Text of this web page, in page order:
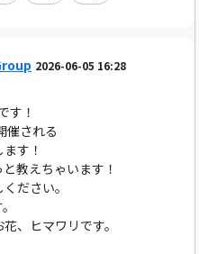
2026-06-05 16:28
！
催される
す！
教えちゃいます！
ださい。
、ヒマワリです。